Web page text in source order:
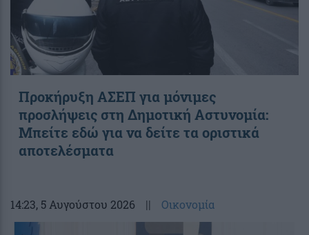
Προκήρυξη ΑΣΕΠ για μόνιμες
προσλήψεις στη Δημοτική Αστυνομία:
Μπείτε εδώ για να δείτε τα οριστικά
αποτελέσματα
14:23, 5 Αυγούστου 2026 || Οικονομία